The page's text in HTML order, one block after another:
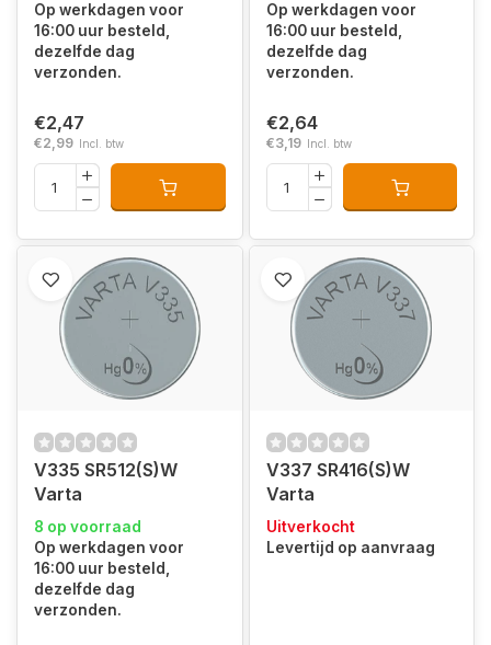
Op werkdagen voor
16:00 uur besteld,
dezelfde dag
verzonden.
€2,47
€2,99 Incl. btw
Op werkdagen voor
16:00 uur besteld,
dezelfde dag
verzonden.
€2,64
€3,19 Incl. btw
V335 SR512(S)W
Varta
8 op voorraad
Op werkdagen voor
16:00 uur besteld,
dezelfde dag
verzonden.
V337 SR416(S)W
Varta
Uitverkocht
Levertijd op aanvraag